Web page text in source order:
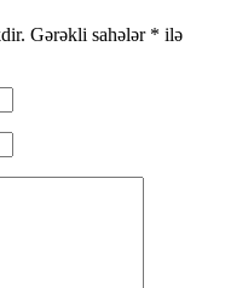
Gərəkli sahələr * ilə